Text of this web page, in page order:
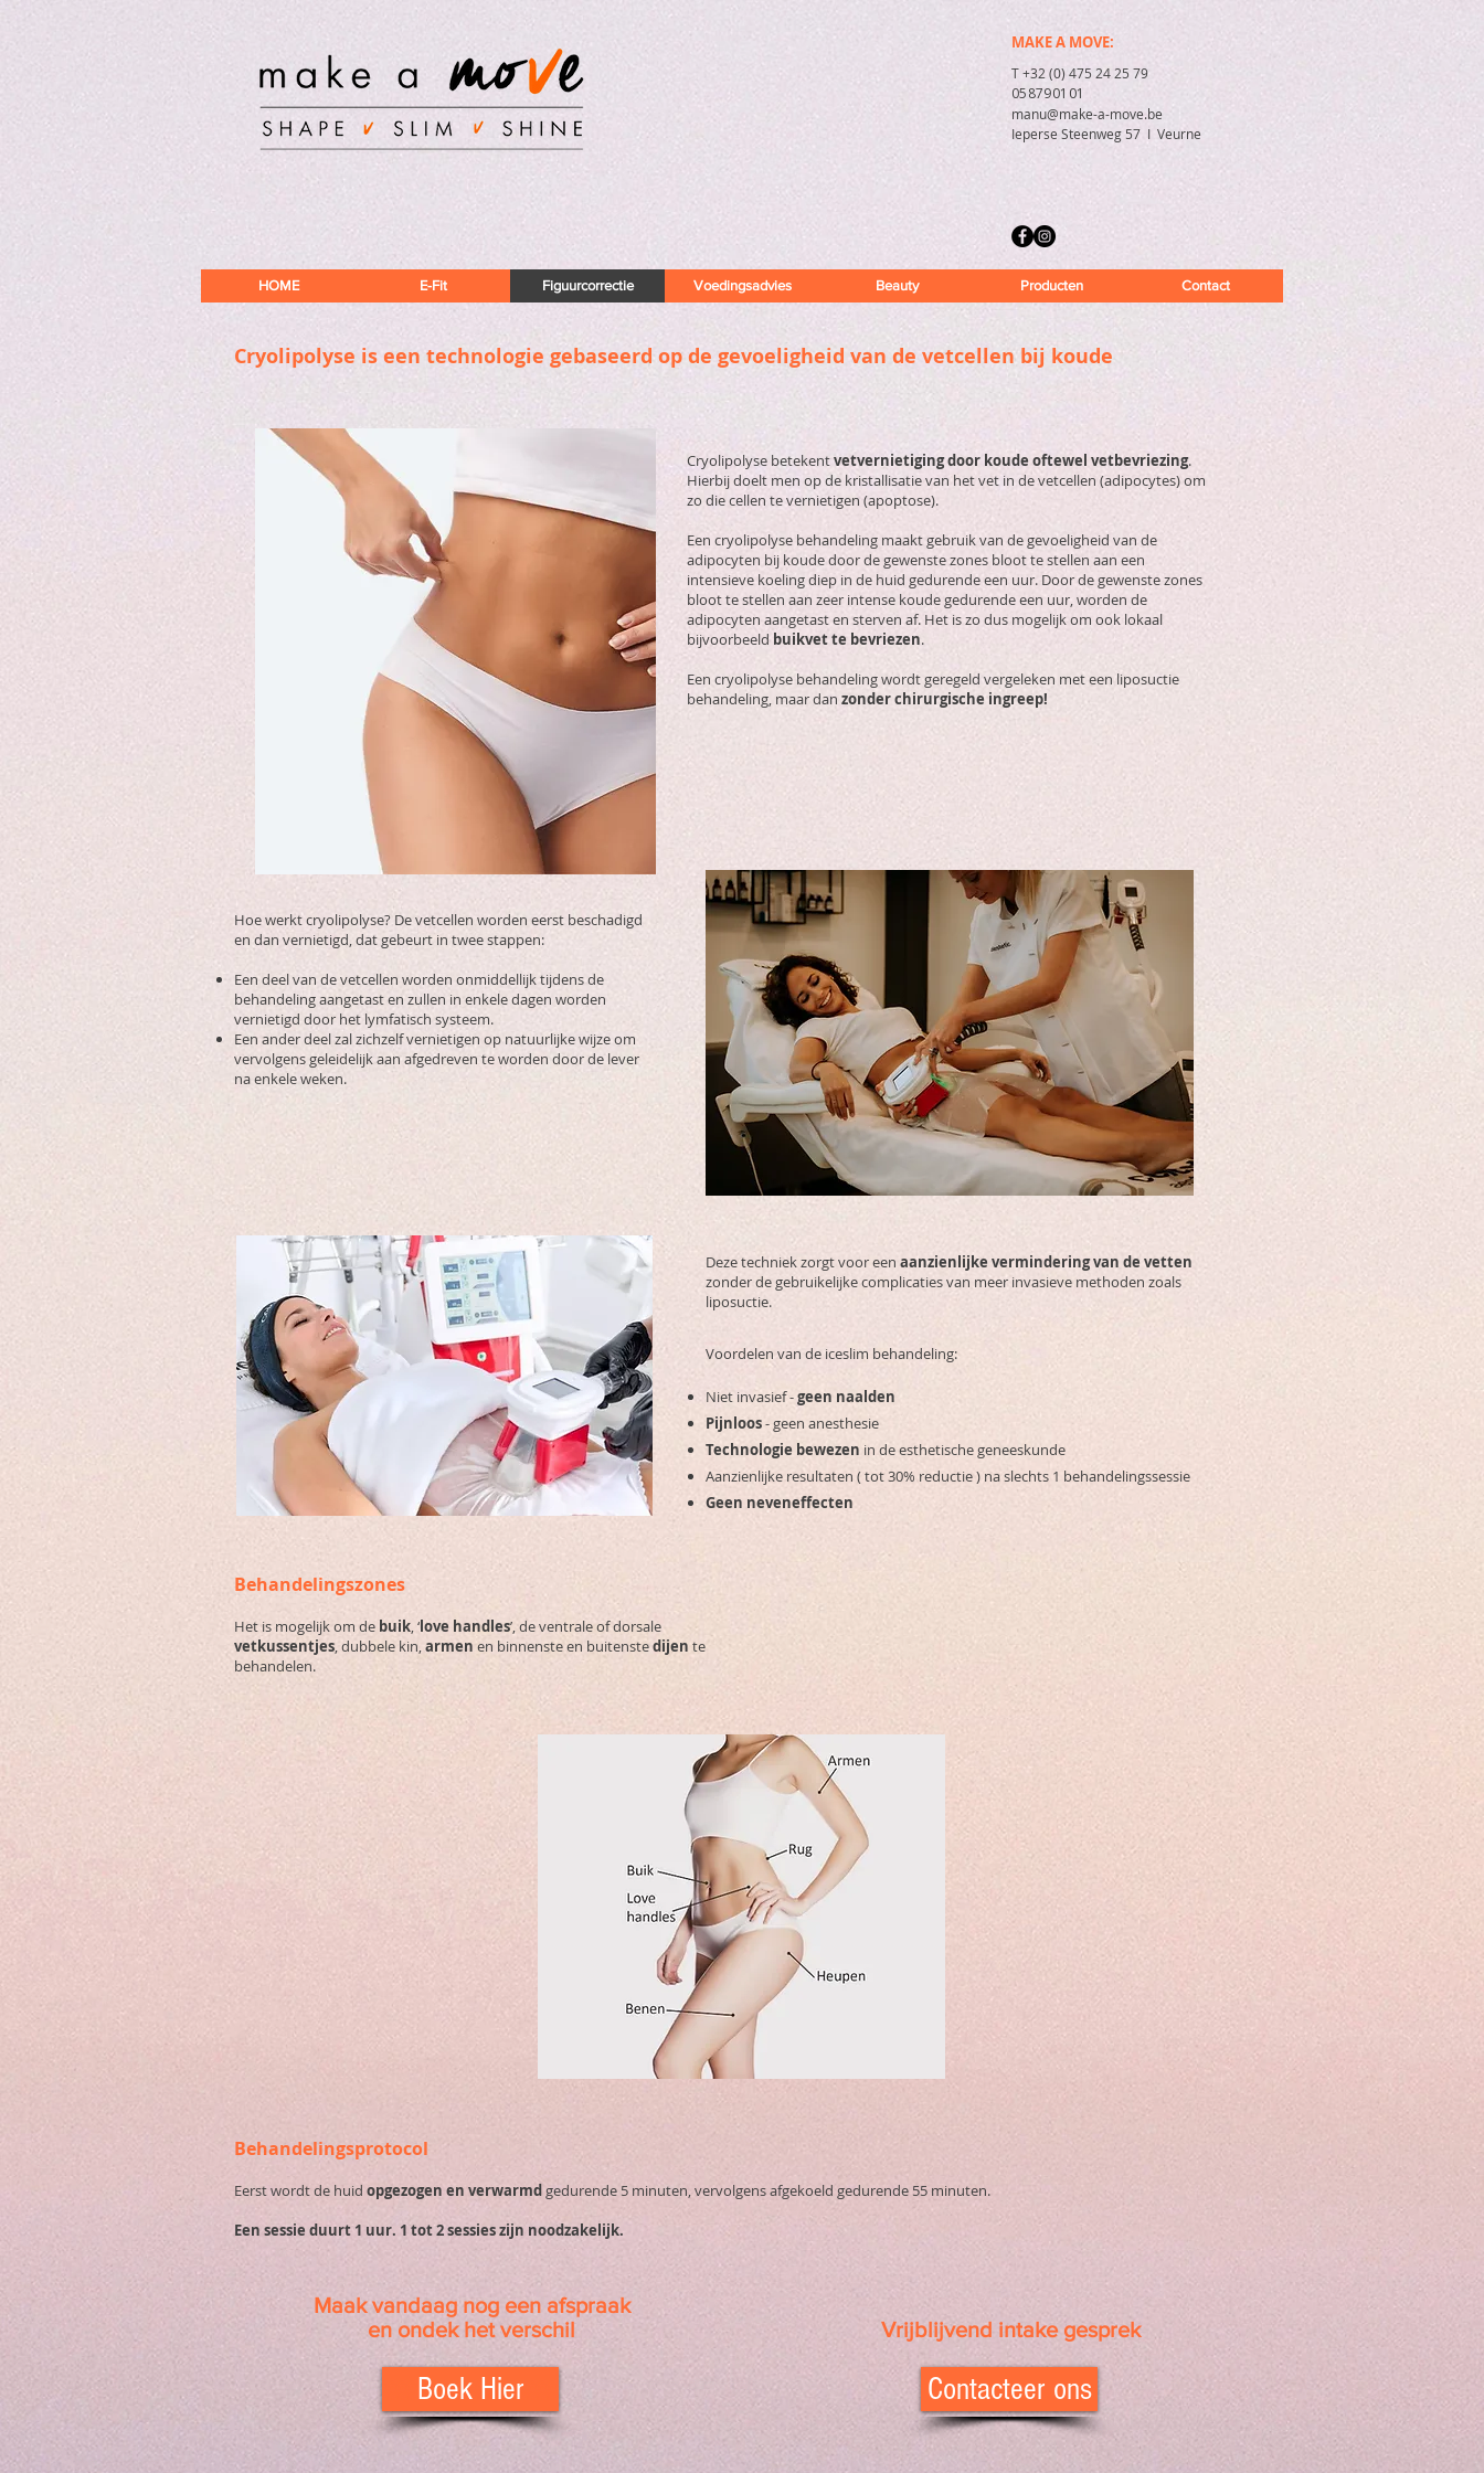
MAKE A MOVE:
T +32 (0) 475 24 25 79
058790101
manu@make-a-move.be
Ieperse Steenweg 57 I Veurne
HOME E-Fit Figuurcorrectie Voedingsadvies Beauty Producten Contact
Cryolipolyse is een technologie gebaseerd op de gevoeligheid van de vetcellen bij koude
Hoe werkt cryolipolyse? De vetcellen worden eerst beschadigd
en dan vernietigd, dat gebeurt in twee stappen:
Een deel van de vetcellen worden onmiddellijk tijdens de
behandeling aangetast en zullen in enkele dagen worden
vernietigd door het lymfatisch systeem.
Een ander deel zal zichzelf vernietigen op natuurlijke wijze om
vervolgens geleidelijk aan afgedreven te worden door de lever
na enkele weken.
Cryolipolyse betekentvetvernietiging door koude oftewel vetbevriezing.
Hierbij doelt men op de kristallisatie van het vet in de vetcellen (adipocytes) om
zo die cellen te vernietigen (apoptose).
Een cryolipolyse behandeling maakt gebruik van de gevoeligheid van de
adipocyten bij koude door de gewenste zones bloot te stellen aan een
intensieve koeling diep in de huid gedurende een uur. Door de gewenste zones
bloot te stellen aan zeer intense koude gedurende een uur, worden de
adipocyten aangetast en sterven af. Het is zo dus mogelijk om ook lokaal
bijvoorbeeldbuikvet te bevriezen.
Een cryolipolyse behandeling wordt geregeld vergeleken met een liposuctie
behandeling, maar dan zonder chirurgische ingreep!
Deze techniek zorgt voor een aanzienlijke vermindering van de vetten
zonder de gebruikelijke complicaties van meer invasieve methoden zoals
liposuctie.
Voordelen van de iceslim behandeling:
Niet invasief -geen naalden
Pijnloos- geen anesthesie
Technologie bewezen in de esthetische geneeskunde
Aanzienlijke resultaten ( tot 30% reductie ) na slechts 1 behandelingssessie
Geen neveneffecten
Behandelingszones
Het is mogelijk om de buik, ‘love handles’, de ventrale of dorsale
vetkussentjes, dubbele kin,armen en binnenste en buitenstedijen te
behandelen.
Behandelingsprotocol
Eerst wordt de huid opgezogen en verwarmdgedurende 5 minuten, vervolgens afgekoeld gedurende 55 minuten.
Een sessie duurt 1 uur. 1 tot 2 sessies zijn noodzakelijk.
Maak vandaag nog een afspraak
en ondek het verschil
Boek Hier
Vrijblijvend intake gesprek
Contacteer ons